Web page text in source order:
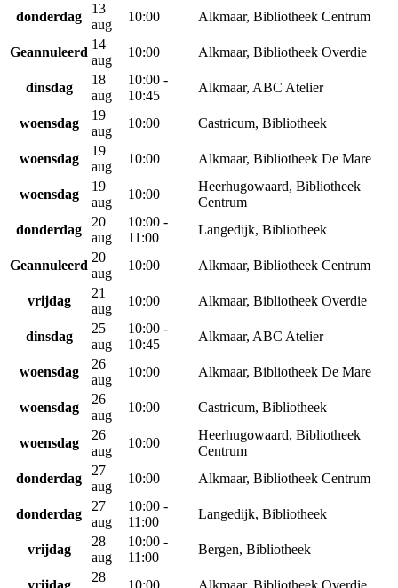
donderdag
13
aug
10:00 Alkmaar, Bibliotheek Centrum
Geannuleerd
14
aug
10:00 Alkmaar, Bibliotheek Overdie
dinsdag
18
aug
10:00 -
10:45
Alkmaar, ABC Atelier
woensdag
19
aug
10:00 Castricum, Bibliotheek
woensdag
19
aug
10:00 Alkmaar, Bibliotheek De Mare
woensdag
19
aug
10:00
Heerhugowaard, Bibliotheek
Centrum
donderdag
20
aug
10:00 -
11:00
Langedijk, Bibliotheek
Geannuleerd
20
aug
10:00 Alkmaar, Bibliotheek Centrum
vrijdag
21
aug
10:00 Alkmaar, Bibliotheek Overdie
dinsdag
25
aug
10:00 -
10:45
Alkmaar, ABC Atelier
woensdag
26
aug
10:00 Alkmaar, Bibliotheek De Mare
woensdag
26
aug
10:00 Castricum, Bibliotheek
woensdag
26
aug
10:00
Heerhugowaard, Bibliotheek
Centrum
donderdag
27
aug
10:00 Alkmaar, Bibliotheek Centrum
donderdag
27
aug
10:00 -
11:00
Langedijk, Bibliotheek
vrijdag
28
aug
10:00 -
11:00
Bergen, Bibliotheek
vrijdag
28
10:00 Alkmaar, Bibliotheek Overdie